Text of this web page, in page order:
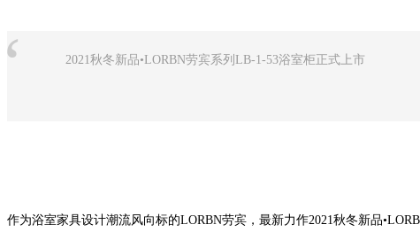
2021秋冬新品•LORBN劳宾系列LB-1-53浴室柜正式上市
作为浴室家具设计潮流风向标的LORBN劳宾， 最新力作2021秋冬新品